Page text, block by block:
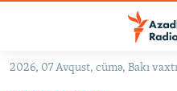
Əsas
2026, 07 Avqust, cümə, Bakı